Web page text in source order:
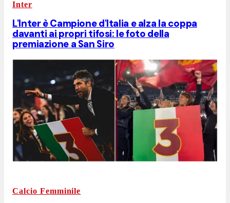
Inter
L'Inter è Campione d'Italia e alza la coppa
davanti ai propri tifosi: le foto della
premiazione a San Siro
Calcio Femminile